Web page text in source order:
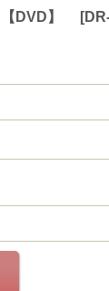
【DVD】 [